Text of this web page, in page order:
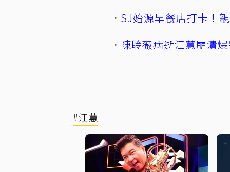
SJ始源早餐店打卡！
陳聆薇病逝江蕙崩潰
#江蕙